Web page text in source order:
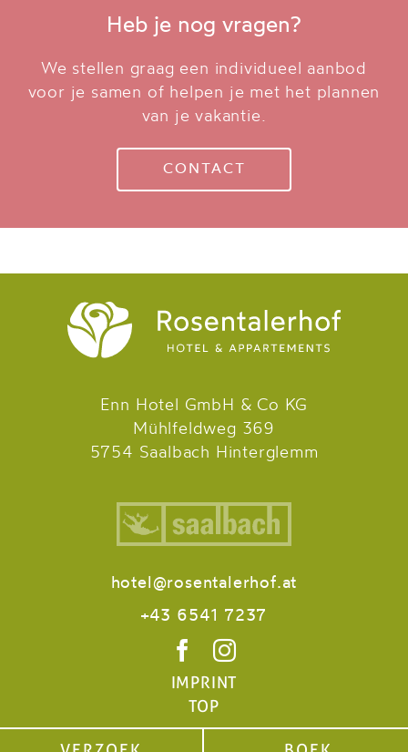
Heb je nog vragen?
We stellen graag een individueel aanbod
voor je samen of helpen je met het plannen
van je vakantie.
CONTACT
Enn Hotel GmbH & Co KG
Mühlfeldweg 369
5754 Saalbach Hinterglemm
hotel@rosentalerhof.at
+43 6541 7237
IMPRINT
TOP